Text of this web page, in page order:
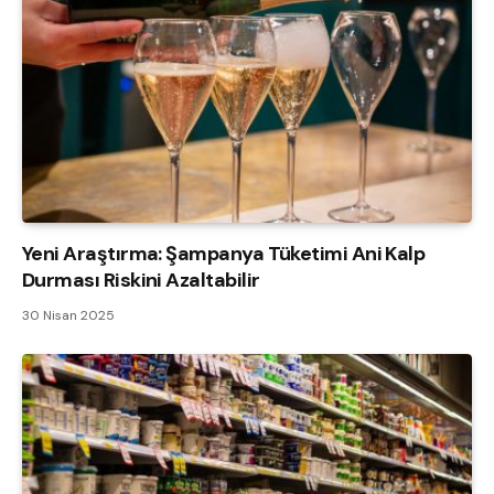
Yeni Araştırma: Şampanya Tüketimi Ani Kalp
Durması Riskini Azaltabilir
30 Nisan 2025